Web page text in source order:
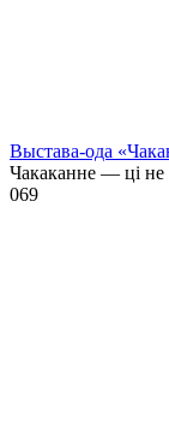
Выстава-ода
Чакаканне — ці не
069